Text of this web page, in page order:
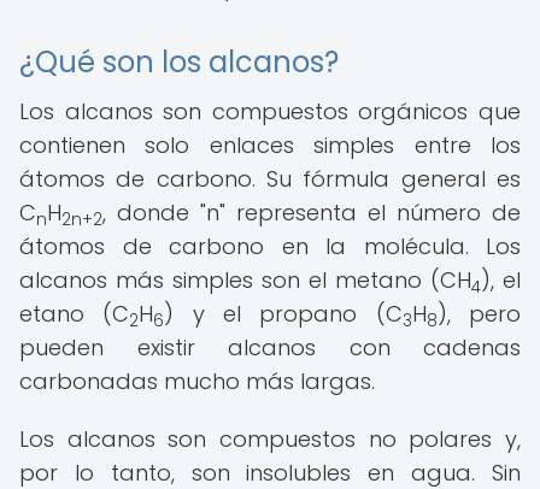
¿Qué son los alcanos?
Los alcanos son compuestos orgánicos que
contienen solo enlaces simples entre los
átomos de carbono. Su fórmula general es
CnH2n+2, donde "n" representa el número de
átomos de carbono en la molécula. Los
alcanos más simples son el metano (CH4), el
etano (C2H6) y el propano (C3H8), pero
pueden existir alcanos con cadenas
carbonadas mucho más largas.
Los alcanos son compuestos no polares y,
por lo tanto, son insolubles en agua. Sin